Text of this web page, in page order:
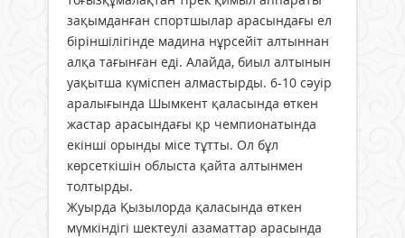
зақымданған спортшылар арасындағы ел
біріншілігінде мадина нұрсейіт алтыннан
алқа тағынған еді. Алайда, биыл алтынын
уақытша күміспен алмастырды. 6-10 сәуір
аралығында Шымкент қаласында өткен
жастар арасындағы қр чемпионатында
екінші орынды місе тұтты. Ол бұл
көрсеткішін облыста қайта алтынмен
толтырды.
Жуырда Қызылорда қаласында өткен
мүмкіндігі шектеулі азаматтар арасында